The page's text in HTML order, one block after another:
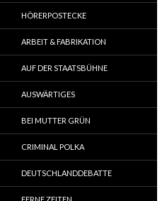
HÖRERPOSTECKE
ARBEIT & FABRIKATION
AUF DER STAATSBÜHNE
AUSWÄRTIGES
BEI MUTTER GRÜN
CRIMINAL POLKA
DEUTSCHLANDDEBATTE